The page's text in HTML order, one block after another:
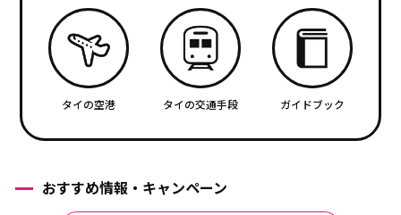
タイの空港 タイの交通手段 ガイドブック
おすすめ情報・キャンペーン